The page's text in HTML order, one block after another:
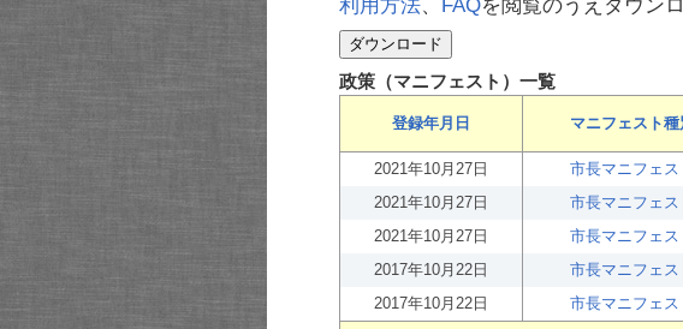
利用方法、 FAQを閲覧のうえダウン
政策（マニフェスト）一覧
登録年月日 マニフェスト種
2021年10月27日
市長マニフェス
2021年10月27日
市長マニフェス
2021年10月27日
市長マニフェス
2017年10月22日
市長マニフェス
2017年10月22日
市長マニフェス